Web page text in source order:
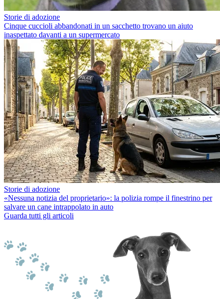
Storie di adozione
Cinque cuccioli abbandonati in un sacchetto trovano un aiuto
inaspettato davanti a un supermercato
Storie di adozione
«Nessuna notizia del proprietario»: la polizia rompe il finestrino per
salvare un cane intrappolato in auto
Guarda tutti gli articoli